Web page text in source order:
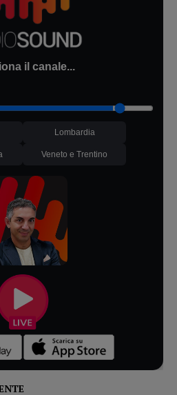
il canale...
Lombardia
Veneto e Trentino